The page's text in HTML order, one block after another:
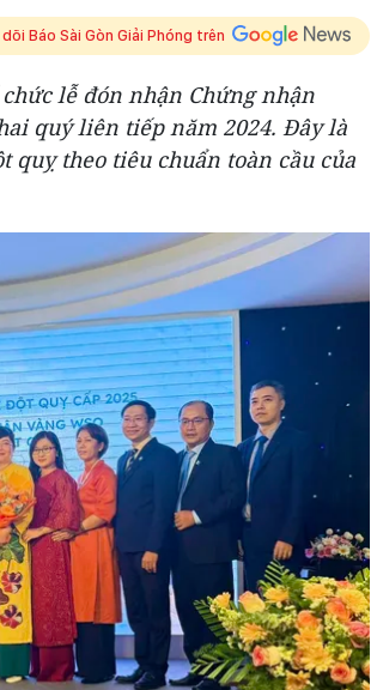
Báo Sài Gòn Giải Phóng trên
lễ đón nhận Chứng nhận
quý liên tiếp năm 2024. Đây là
theo tiêu chuẩn toàn cầu của